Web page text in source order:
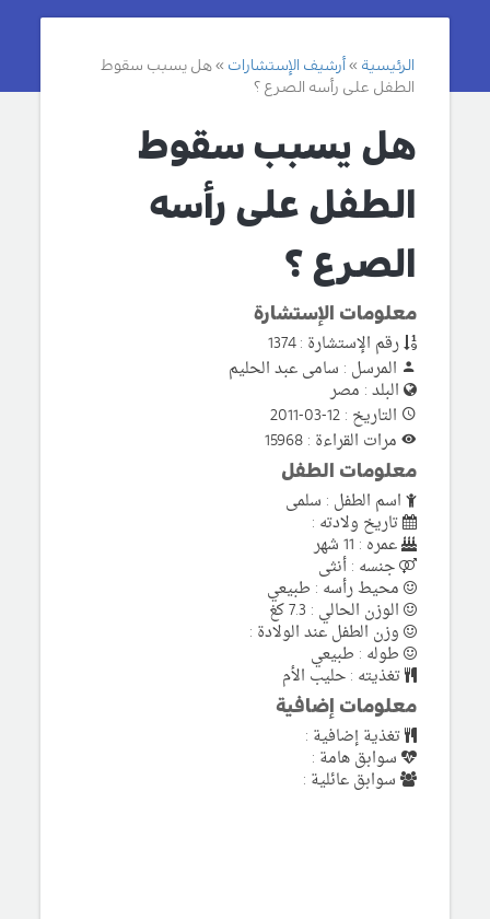
الرئيسية أرشيف الإستشارات
هل يسبب سقوط
الطفل على رأسه الصرع ؟
هل يسبب سقوط
الطفل على رأسه
الصرع ؟
معلومات الإستشارة
رقم الإستشارة : 1374
المرسل : سامى عبد الحليم
البلد : مصر
التاريخ : 12-03-2011
مرات القراءة : 15968
معلومات الطفل
اسم الطفل : سلمى
تاريخ ولادته :
عمره : 11 شهر
جنسه : أنثى
محيط رأسه : طبيعي
الوزن الحالي : 7.3 كغ
وزن الطفل عند الولادة :
طوله : طبيعي
تغذيته : حليب الأم
معلومات إضافية
تغذية إضافية :
سوابق هامة :
سوابق عائلية :